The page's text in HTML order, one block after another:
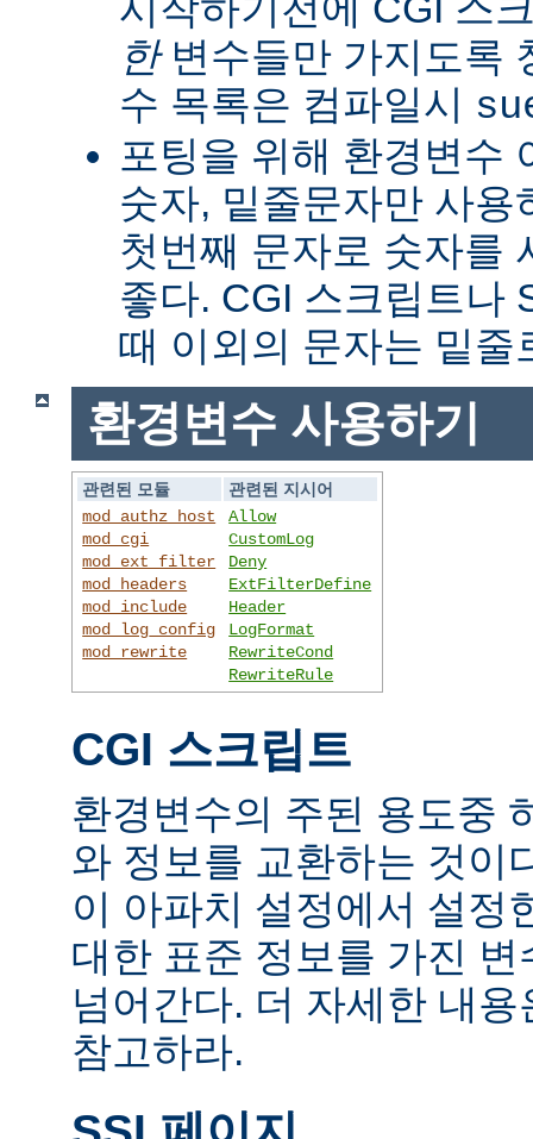
한변수들만 가지도록
수 목록은 컴파일시
포팅을 위해 환경변수
숫자, 밑줄문자만 사용
첫번째 문자로 숫자를
좋다. CGI 스크립트나
때 이외의 문자는 밑줄
환경변수 사용하기
관련된 모듈
관련된 지시어
mod_authz_host
mod_cgi
mod_ext_filter
mod_headers
mod_include
mod_log_config
mod_rewrite
Allow
CustomLog
Deny
ExtFilterDefine
Header
LogFormat
RewriteCond
RewriteRule
CGI 스크립트
환경변수의 주된 용도중
와 정보를 교환하는 것이
이 아파치 설정에서 설정
대한 표준 정보를 가진
넘어간다. 더 자세한 내
참고하라.